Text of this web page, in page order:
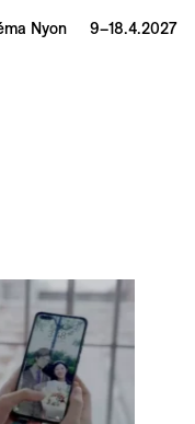
Nyon 9–18.4.2027